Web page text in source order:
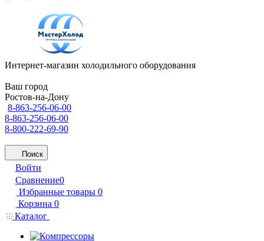
Интернет-магазин холодильного оборудования
Ваш город
Ростов-на-Дону
8-863-256-06-00
8-863-256-06-00
8-800-222-69-90
Поиск
Войти
Сравнение0
Избранные товары 0
Корзина 0
Каталог